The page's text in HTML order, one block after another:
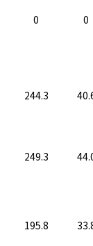
0 0
244.3
249.3
195.8